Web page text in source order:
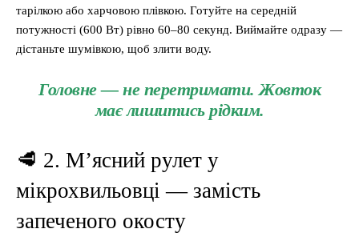
тарілкою або харчовою плівкою. Готуйте на середній
потужності (600 Вт) рівно 60–80 секунд. Виймайте одразу —
дістаньте шумівкою, щоб злити воду.
Головне — не перетримати. Жовток
має лишитись рідким.
🥩 2. М’ясний рулет у
мікрохвильовці — замість
запеченого окосту